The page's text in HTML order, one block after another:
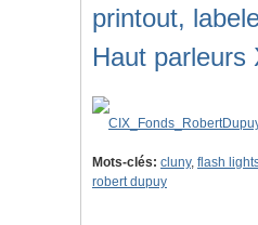
printout,
Haut parleurs
Mots-clés: cluny, flash
robert dupuy